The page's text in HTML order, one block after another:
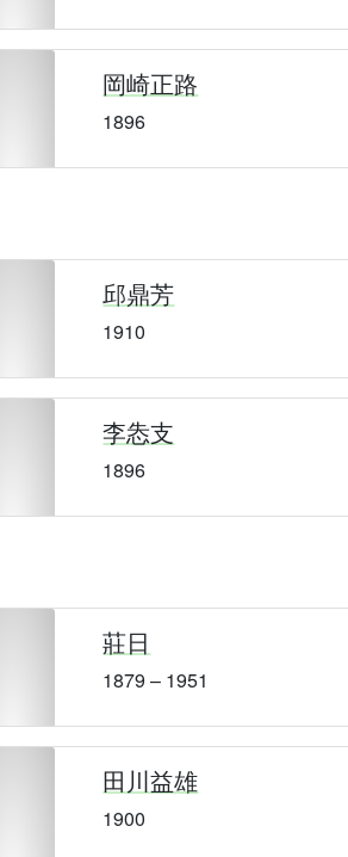
岡崎正路
1896
邱鼎芳
1910
李怣支
1896
莊日
1879 – 1951
田川益雄
1900